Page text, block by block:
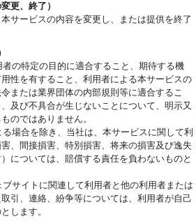
更、終了）
サービスの内容を変更し、または提供を終了
の特定の目的に適合すること、期待する機
性を有すること、利用者による本サービスの
または業界団体の内部規則等に適合するこ
及び不具合が生じないことについて、明示又
のではありません。
場合を除き、当社は、本サービスに関して利
、間接損害、特別損害、将来の損害及び逸失
については、賠償する責任を負わないものと
サイトに関連して利用者と他の利用者または
引、連絡、紛争等については、利用者が自己
します。